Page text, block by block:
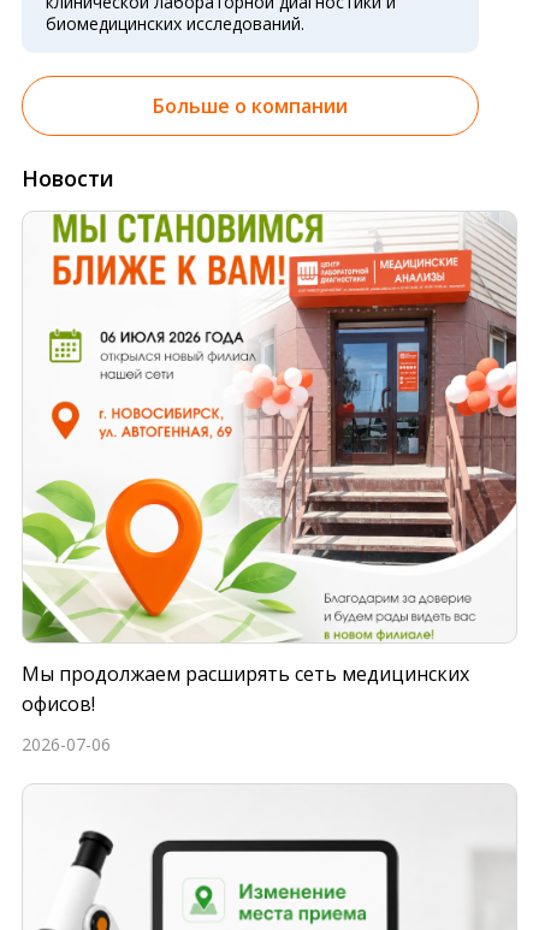
биомедицинских исследований.
Больше о компании
Новости
Мы продолжаем расширять сеть медицинских
офисов!
2026-07-06